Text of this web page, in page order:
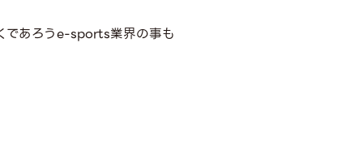
であろうe-sports業界の事も